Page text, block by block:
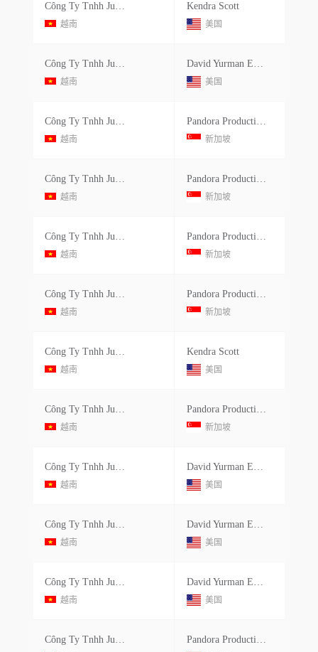
Công Ty Tnhh Julie Sandlau Việt Nam
越南
Kendra Scott
美国
Công Ty Tnhh Julie Sandlau Việt Nam
越南
David Yurman Enterprises Llc
美国
Công Ty Tnhh Julie Sandlau Việt Nam
越南
Pandora Production Co.ltd.
新加坡
Công Ty Tnhh Julie Sandlau Việt Nam
越南
Pandora Production Co.ltd.
新加坡
Công Ty Tnhh Julie Sandlau Việt Nam
越南
Pandora Production Co.ltd.
新加坡
Công Ty Tnhh Julie Sandlau Việt Nam
越南
Pandora Production Co.ltd.
新加坡
Công Ty Tnhh Julie Sandlau Việt Nam
越南
Kendra Scott
美国
Công Ty Tnhh Julie Sandlau Việt Nam
越南
Pandora Production Co.ltd.
新加坡
Công Ty Tnhh Julie Sandlau Việt Nam
越南
David Yurman Enterprises Llc
美国
Công Ty Tnhh Julie Sandlau Việt Nam
越南
David Yurman Enterprises Llc
美国
Công Ty Tnhh Julie Sandlau Việt Nam
越南
David Yurman Enterprises Llc
美国
Công Ty Tnhh Julie Sandlau Việt Nam Pandora Production Co.ltd.